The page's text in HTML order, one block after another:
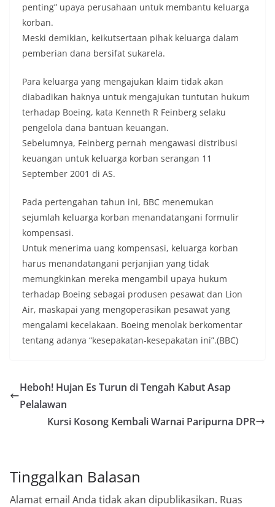
penting” upaya perusahaan untuk membantu keluarga
korban.
Meski demikian, keikutsertaan pihak keluarga dalam
pemberian dana bersifat sukarela.
Para keluarga yang mengajukan klaim tidak akan
diabadikan haknya untuk mengajukan tuntutan hukum
terhadap Boeing, kata Kenneth R Feinberg selaku
pengelola dana bantuan keuangan.
Sebelumnya, Feinberg pernah mengawasi distribusi
keuangan untuk keluarga korban serangan 11
September 2001 di AS.
Pada pertengahan tahun ini, BBC menemukan
sejumlah keluarga korban menandatangani formulir
kompensasi.
Untuk menerima uang kompensasi, keluarga korban
harus menandatangani perjanjian yang tidak
memungkinkan mereka mengambil upaya hukum
terhadap Boeing sebagai produsen pesawat dan Lion
Air, maskapai yang mengoperasikan pesawat yang
mengalami kecelakaan. Boeing menolak berkomentar
tentang adanya “kesepakatan-kesepakatan ini”.(BBC)
Heboh! Hujan Es Turun di Tengah Kabut Asap
Pelalawan
Kursi Kosong Kembali Warnai Paripurna DPR
Tinggalkan Balasan
Alamat email Anda tidak akan dipublikasikan. Ruas